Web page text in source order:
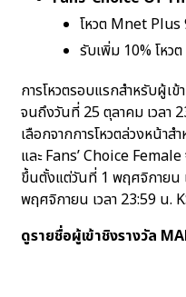
โหวต Mnet Plus
รับเพิ่ม 10% โหว
การโหวตรอบแรกสำหรับผู้เข้
จนถึงวันที่ 25 ตุลาคม เวลา
เลือกจากการโหวตล่วงหน้า
และ Fans’ Choice Female
ขึ้นตั้งแต่วันที่ 1 พฤศจิกายน
พฤศจิกายน เวลา 23:59 น.
ดูรายชื่อผู้เข้าชิงรางวัล